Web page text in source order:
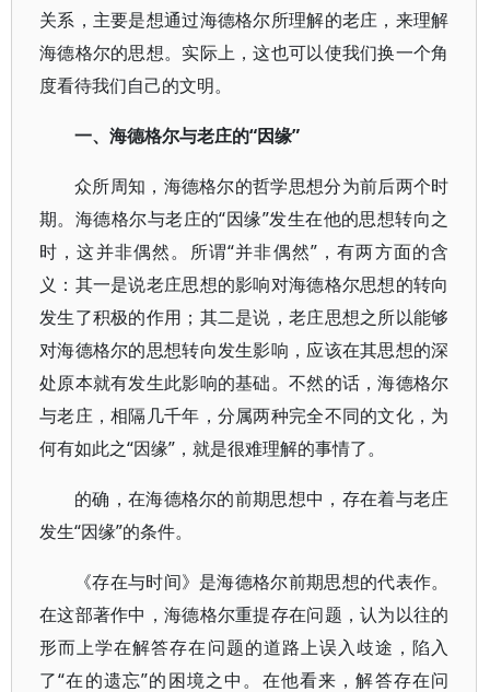
关系，主要是想通过海德格尔所理解的老庄，来理解
海德格尔的思想。实际上，这也可以使我们换一个角
度看待我们自己的文明。
一、海德格尔与老庄的“因缘”
众所周知，海德格尔的哲学思想分为前后两个时
期。海德格尔与老庄的“因缘”发生在他的思想转向之
时，这并非偶然。所谓“并非偶然”，有两方面的含
义：其一是说老庄思想的影响对海德格尔思想的转向
发生了积极的作用；其二是说，老庄思想之所以能够
对海德格尔的思想转向发生影响，应该在其思想的深
处原本就有发生此影响的基础。不然的话，海德格尔
与老庄，相隔几千年，分属两种完全不同的文化，为
何有如此之“因缘”，就是很难理解的事情了。
的确，在海德格尔的前期思想中，存在着与老庄
发生“因缘”的条件。
《存在与时间》是海德格尔前期思想的代表作。
在这部著作中，海德格尔重提存在问题，认为以往的
形而上学在解答存在问题的道路上误入歧途，陷入
了“在的遗忘”的困境之中。在他看来，解答存在问